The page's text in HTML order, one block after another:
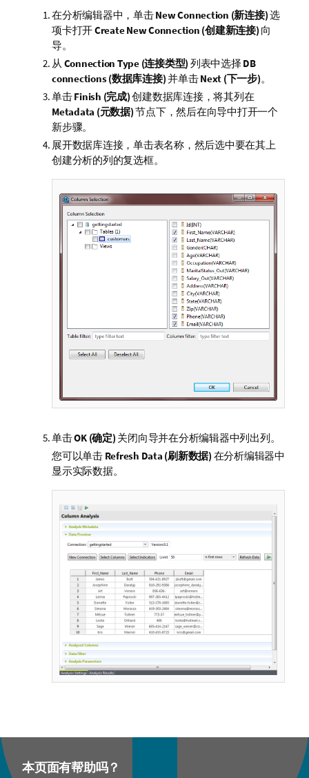
在分析编辑器中，单击New Connection (新连接)选
项卡打开Create New Connection (创建新连接) 向
导。
从 Connection Type (连接类型) 列表中选择 DB
connections (数据库连接)并单击Next (下一步)。
单击Finish (完成)创建数据库连接，将其列在
Metadata (元数据)节点下，然后在向导中打开一个
新步骤。
展开数据库连接，单击表名称，然后选中要在其上
创建分析的列的复选框。
单击OK (确定) 关闭向导并在分析编辑器中列出列。
您可以单击 Refresh Data (刷新数据) 在分析编辑器中
显示实际数据。
本页面有帮助吗？